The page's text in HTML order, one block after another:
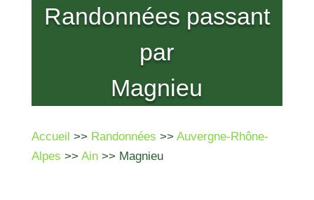
Randonnées passant
par
Magnieu
Accueil >> Randonnées >> Auvergne-Rhône-
Alpes >> Ain>> Magnieu